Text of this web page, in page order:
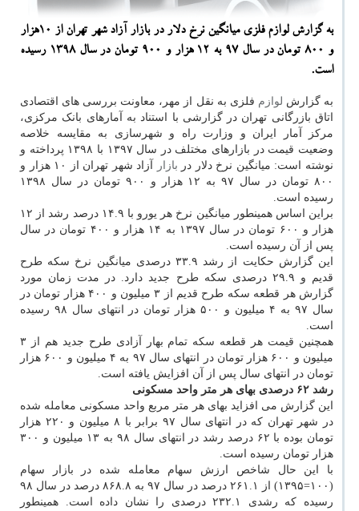
به گزارش لوازم فلزی میانگین نرخ دلار در بازار آزاد شهر تهران از ۱۰هزار
و ۸۰۰ تومان در سال ۹۷ به ۱۲ هزار و ۹۰۰ تومان در سال ۱۳۹۸ رسیده
است.
به گزارش لوازم فلزی به نقل از مهر، معاونت بررسی های اقتصادی
اتاق بازرگانی تهران در گزارشی با استناد به آمارهای بانک مرکزی،
مرکز آمار ایران و وزارت راه و شهرسازی به مقایسه خلاصه
وضعیت قیمت در بازارهای مختلف در سال ۱۳۹۷ با ۱۳۹۸ پرداخته و
نوشته است: میانگین نرخ دلار در بازار
آزاد شهر تهران از ۱۰ هزار و
۸۰۰ تومان در سال ۹۷ به ۱۲ هزار و ۹۰۰ تومان در سال ۱۳۹۸
رسیده است.
براین اساس همینطور میانگین نرخ هر یورو با ۱۴.۹ درصد رشد از ۱۲
هزار و ۶۰۰ تومان در سال ۱۳۹۷ به ۱۴ هزار و ۴۰۰ تومان در سال
پس از آن رسیده است.
این گزارش حکایت از رشد ۳۳.۹ درصدی میانگین نرخ سکه طرح
قدیم و ۲۹.۹ درصدی سکه طرح جدید دارد. در مدت زمان مورد
گزارش هر قطعه سکه طرح قدیم از ۳ میلیون و ۴۰۰ هزار تومان در
سال ۹۷ به ۴ میلیون و ۵۰۰ هزار تومان در انتهای سال ۹۸ رسیده
است.
همچنین قیمت هر قطعه سکه تمام بهار آزادی طرح جدید هم از ۳
میلیون و ۶۰۰ هزار تومان در انتهای سال ۹۷ به ۴ میلیون و ۶۰۰ هزار
تومان در انتهای سال پس از آن افزایش یافته است.
رشد ۶۲ درصدی بهای هر متر واحد مسکونی
این گزارش می افزاید بهای هر متر مربع واحد مسکونی معامله شده
در شهر تهران که در انتهای سال ۹۷ برابر با ۸ میلیون و ۲۲۰ هزار
تومان بوده با ۶۲ درصد رشد در انتهای سال ۹۸ به ۱۳ میلیون و ۳۰۰
هزار تومان رسیده است.
با این حال شاخص ارزش سهام معامله شده در بازار سهام
(۱۰۰=۱۳۹۵) از ۲۶۱.۱ درصد در سال ۹۷ به ۸۶۸.۸ درصد در سال ۹۸
رسیده که رشدی ۲۳۲.۱ درصدی را نشان داده است. همینطور